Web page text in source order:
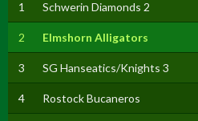
1 Schwerin Diamonds 2
2 Elmshorn Alligators
3 SG Hanseatics/Knights 3
4 Rostock Bucaneros